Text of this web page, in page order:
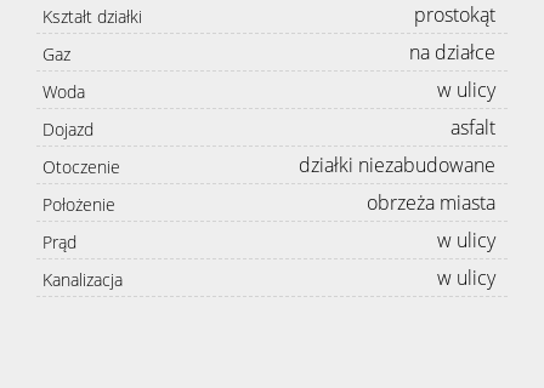
Kształt działki prostokąt
Gaz na działce
Woda w ulicy
Dojazd asfalt
Otoczenie działki niezabudowane
Położenie obrzeża miasta
Prąd w ulicy
Kanalizacja w ulicy